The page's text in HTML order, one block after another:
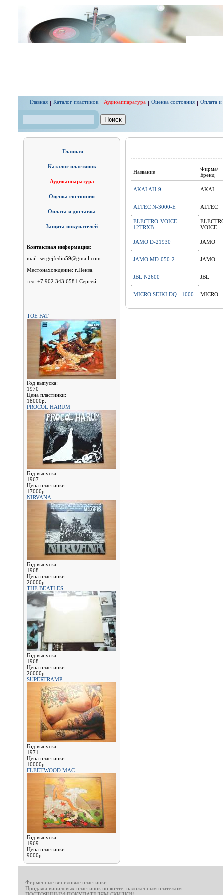
Главная Каталог пластинок Аудиоаппаратура Оценка состояния Оплата и
Главная
Каталог пластинок
Аудиоаппаратура
Оценка состояния
Оплата и доставка
Защита покупателей
Контактная информация:
mail: sergejfedin59@gmail.com
Местонахождение: г.Пенза.
тел: +7 902 343 6581 Сергей
TOE FAT
Год выпуска:
1970
Цена пластинки:
18000р.
PROCOL HARUM
Год выпуска:
1967
Цена пластинки:
17000р.
NIRVANA
Год выпуска:
1968
Цена пластинки:
26000р.
THE BEATLES
Год выпуска:
1968
Цена пластинки:
26000р.
SUPERTRAMP
Год выпуска:
1971
Цена пластинки:
10000р
FLEETWOOD MAC
Год выпуска:
1969
Цена пластинки:
9000р
Название
Фирма/
Бренд
AKAI AH-9 AKAI
ALTEC N-3000-E ALTEC
ELECTRO-VOICE
12TRXB
VOICE
JAMO D-21930 JAMO
JAMO MD-050-2 JAMO
JBL N2600 JBL
MICRO SEIKI DQ - 1000 MICRO
Фирменные виниловые пластинки
Продажа виниловых пластинок по почте, наложенным платежом